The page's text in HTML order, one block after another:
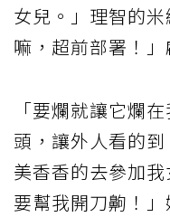
女兒。」理智的
嘛，超前部署！
「要爛就讓它爛
頭，讓外人看的
美香香的去參加
要幫我開刀齁！